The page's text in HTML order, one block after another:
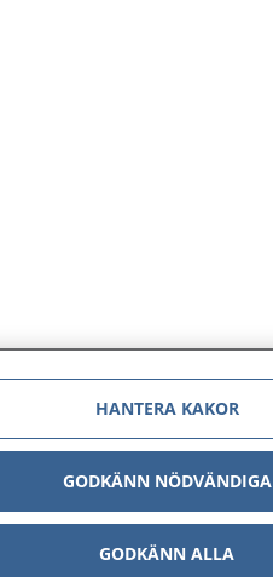
HANTERA KAKOR
GODKÄNN NÖDVÄNDIGA
GODKÄNN ALLA